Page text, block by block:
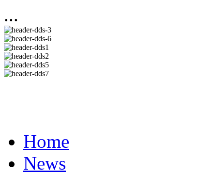
...
Home
News